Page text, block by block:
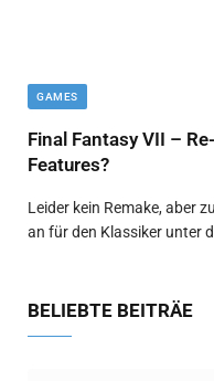
GAMES
Final Fantasy VII –
Features?
Leider kein Remake, aber
an für den Klassiker unter
BELIEBTE BEITRÄE